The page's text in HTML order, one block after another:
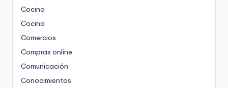
Cocina
Cocina
Comercios
Compras online
Comunicación
Conocimientos